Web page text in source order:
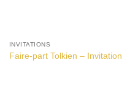
INVITATIONS
Faire-part Tolkien – Invitation